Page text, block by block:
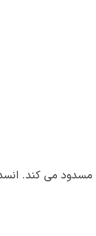
می کند.